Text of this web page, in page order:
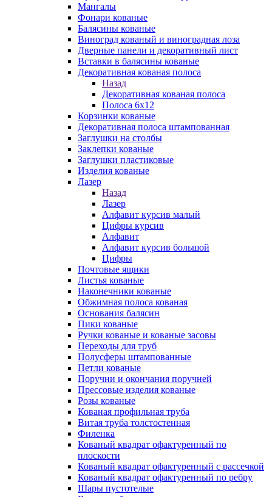
Мангалы
Фонари кованые
Балясины кованые
Виноград кованый и виноградная лоза
Дверные панели и декоративный лист
Вставки в балясины кованые
Декоративная кованая полоса
Назад
Декоративная кованая полоса
Полоса 6х12
Корзинки кованые
Декоративная полоса штампованная
Заглушки на столбы
Заклепки кованые
Заглушки пластиковые
Изделия кованые
Лазер
Назад
Лазер
Алфавит курсив малый
Цифры курсив
Алфавит
Алфавит курсив большой
Цифры
Почтовые ящики
Листья кованые
Наконечники кованые
Обжимная полоса кованая
Основания балясин
Пики кованые
Ручки кованые и кованые засовы
Переходы для труб
Полусферы штампованные
Петли кованые
Поручни и окончания поручней
Прессовые изделия кованые
Розы кованые
Кованая профильная труба
Витая труба толстостенная
Филенка
Кованый квадрат офактуренный по
плоскости
Кованый квадрат офактуренный с рассечкой
Кованый квадрат офактуренный по ребру
Шары пустотелые